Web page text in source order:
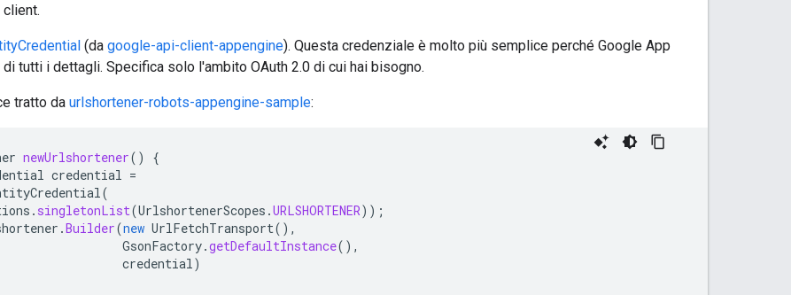
client.
(da google-api-client-appengine). Questa credenziale è molto più semplice perché Google App
di tutti i dettagli. Specifica solo l'ambito OAuth 2.0 di cui hai bisogno.
tratto da urlshortener-robots-appengine-sample:
newUrlshortener()
{
credential =
(
. singletonList(UrlshortenerScopes .URLSHORTENER));
.Builder(new UrlFetchTransport(),
GsonFactory.getDefaultInstance(),
credential)